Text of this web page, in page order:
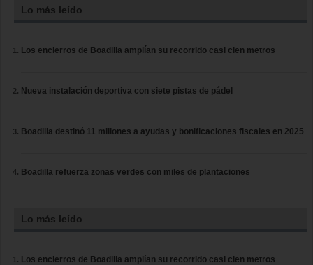
Lo más leído
Los encierros de Boadilla amplían su recorrido casi cien metros
Nueva instalación deportiva con siete pistas de pádel
Boadilla destinó 11 millones a ayudas y bonificaciones fiscales en 2025
Boadilla refuerza zonas verdes con miles de plantaciones
Lo más leído
Los encierros de Boadilla amplían su recorrido casi cien metros